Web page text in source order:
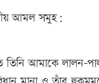
আমল সমুহ:
তিনি আমাকে লালন-